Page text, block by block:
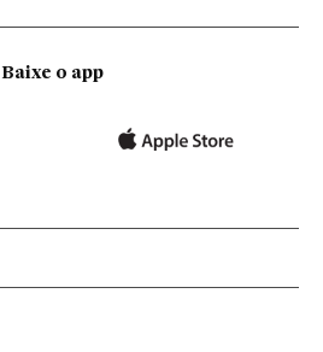
Baixe o app